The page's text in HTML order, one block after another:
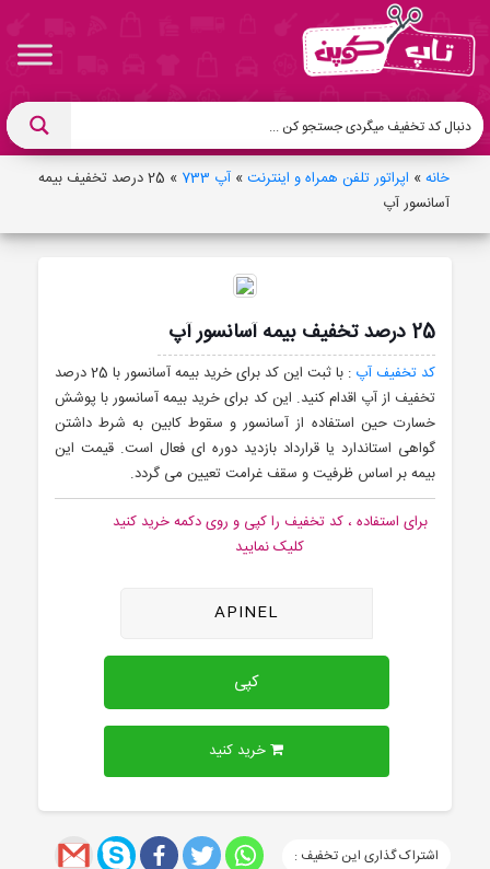
خانه» اپراتور تلفن همراه و اینترنت» آپ 733 »
25 درصد تخفیف بیمه
آسانسور آپ
25 درصد تخفیف بیمه آسانسور آپ
کد تخفیف آپ
: با ثبت این کد برای خرید بیمه آسانسور با 25 درصد
تخفیف از آپ اقدام کنید. این کد برای خرید بیمه آسانسور با پوشش
خسارت حین استفاده از آسانسور و سقوط کابین به شرط داشتن
گواهی استاندارد یا قرارداد بازدید دوره ای فعال است. قیمت این
بیمه بر اساس ظرفیت و سقف غرامت تعیین می گردد.
برای استفاده ، کد تخفیف را کپی و روی دکمه خرید کنید
کلیک نمایید
APINEL
کپی
خرید کنید
اشتراک گذاری این تخفیف :